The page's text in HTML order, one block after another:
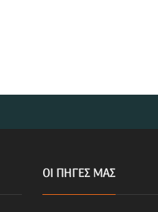
ΟΙ ΠΗΓΕΣ ΜΑΣ